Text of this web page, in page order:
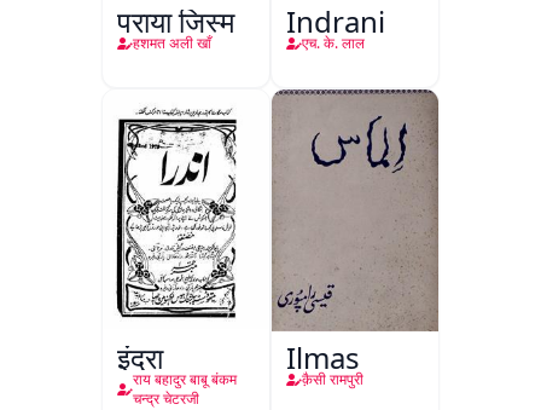
पराया जिस्म
हशमत अली खाँ
Indrani
एच. के. लाल
इंद्रा
राय बहादुर बाबू बंकम
चन्द्र चेटरजी
Ilmas
क़ैसी रामपुरी